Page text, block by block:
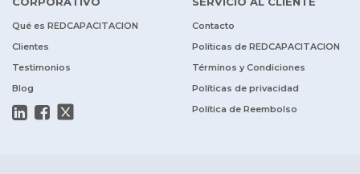
Qué es REDCAPACITACION
Clientes
Testimonios
Blog
Contacto
Políticas de REDCAPACITACION
Términos y Condiciones
Políticas de privacidad
Política de Reembolso